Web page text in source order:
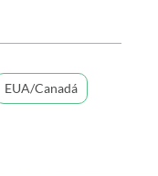
EUA/Canadá